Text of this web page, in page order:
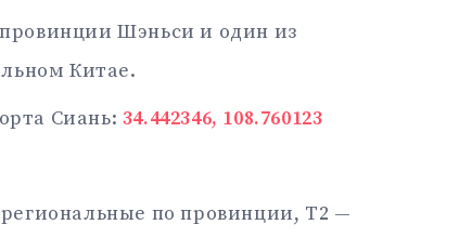
Шэньси и один из
Китае.
Сиань: 34.442346, 108.760123
по провинции, T2 —